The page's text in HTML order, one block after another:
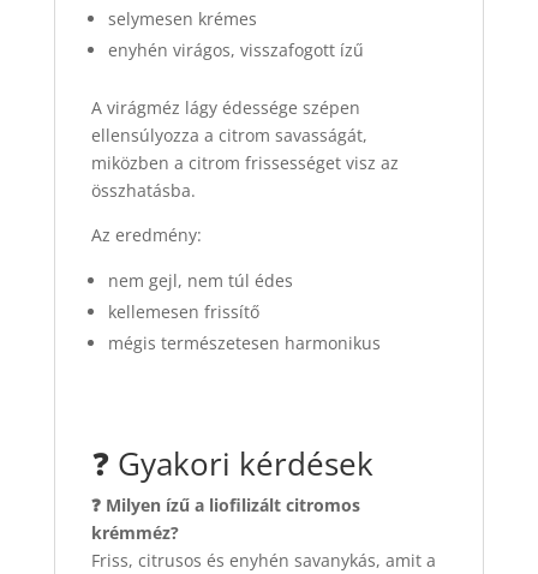
selymesen krémes
enyhén virágos, visszafogott ízű
A virágméz lágy édessége szépen
ellensúlyozza a citrom savasságát,
miközben a citrom frissességet visz az
összhatásba.
Az eredmény:
nem gejl, nem túl édes
kellemesen frissítő
mégis természetesen harmonikus
❓ Gyakori kérdések
❓ Milyen ízű a liofilizált citromos
krémméz?
Friss, citrusos és enyhén savanykás, amit a